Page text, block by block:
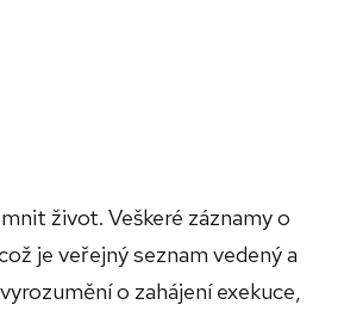
život. Veškeré záznamy o
je veřejný seznam vedený a
o zahájení exekuce,